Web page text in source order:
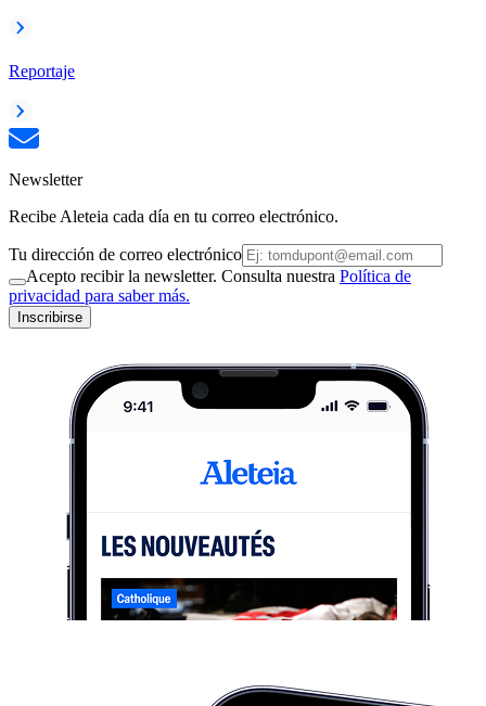
Reportaje
Newsletter
Recibe Aleteia cada día en tu correo electrónico.
Tu dirección de correo electrónico
Acepto recibir la newsletter. Consulta nuestra Política de
privacidad para saber más.
Inscribirse